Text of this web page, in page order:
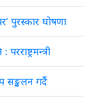
पुरस्कार घोषणा
सङ्कलन गर्दै